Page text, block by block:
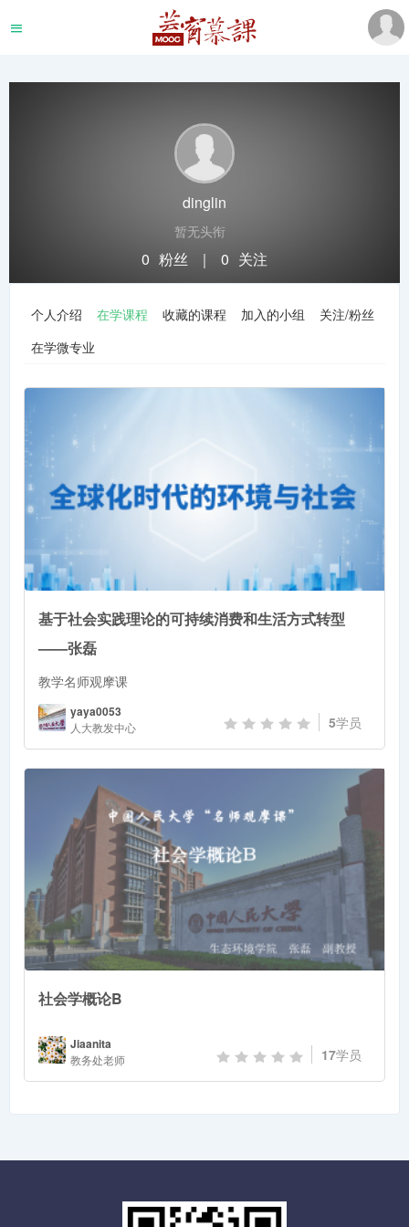
dinglin
暂无头衔
0 粉丝 ｜ 0 关注
个人介绍 在学课程 收藏的课程 加入的小组
关注/粉丝
在学微专业
基于社会实践理论的可持续消费和生活方式转型
——张磊
教学名师观摩课
yaya0053
人大教发中心 5学员
社会学概论B
Jiaanita
教务处老师 17学员